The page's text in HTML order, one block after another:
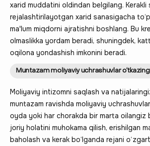
xarid muddatini oldindan belgilang. Kerakli
rejalashtirilayotgan xarid sanasigacha
ma'lum miqdorni ajratishni boshlang. Bu
olmaslikka yordam beradi, shuningdek,
oqilona yondashish imkonini beradi.
Muntazam moliyaviy uchrashuvlar o‘tkazing
Moliyaviy intizomni saqlash va
muntazam ravishda moliyaviy
oyda yoki har chorakda bir marta oilangiz
joriy holatini muhokama qilish, erishilgan
baholash va kerak bo‘lganda rejani